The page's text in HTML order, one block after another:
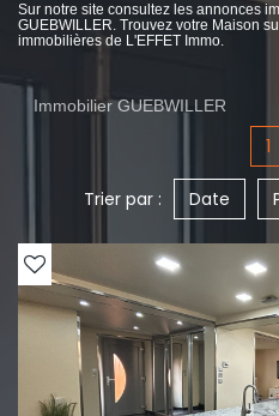
Sur notre site consultez les annonces
GUEBWILLER. Trouvez votre Maison
immobilières de L'EFFET Immo.
Immobilier GUEBWILLER
1
Trier par : Date